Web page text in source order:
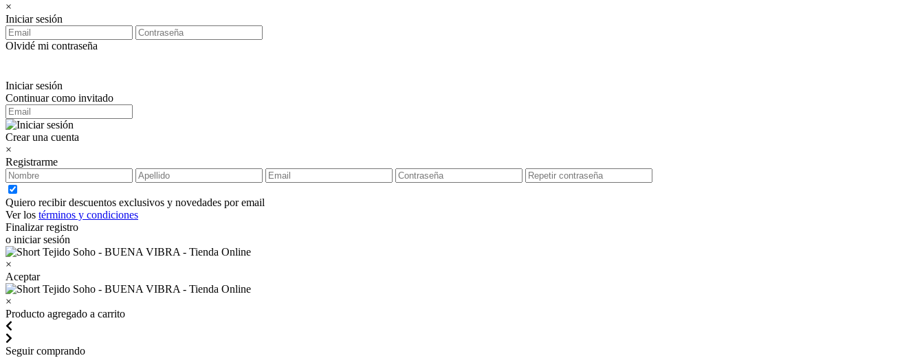
×
Iniciar sesión
Olvidé mi contraseña
Iniciar sesión
Continuar como invitado
Crear una cuenta
×
Registrarme
Quiero recibir descuentos exclusivos y novedades por email
Ver los términos y condiciones
Finalizar registro
o iniciar sesión
×
Aceptar
×
Producto agregado a carrito
Seguir comprando